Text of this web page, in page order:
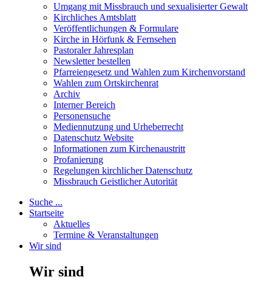
Umgang mit Missbrauch und sexualisierter Gewalt
Kirchliches Amtsblatt
Veröffentlichungen & Formulare
Kirche in Hörfunk & Fernsehen
Pastoraler Jahresplan
Newsletter bestellen
Pfarreiengesetz und Wahlen zum Kirchenvorstand
Wahlen zum Ortskirchenrat
Archiv
Interner Bereich
Personensuche
Mediennutzung und Urheberrecht
Datenschutz Website
Informationen zum Kirchenaustritt
Profanierung
Regelungen kirchlicher Datenschutz
Missbrauch Geistlicher Autorität
Suche ...
Startseite
Aktuelles
Termine & Veranstaltungen
Wir sind
Wir sind